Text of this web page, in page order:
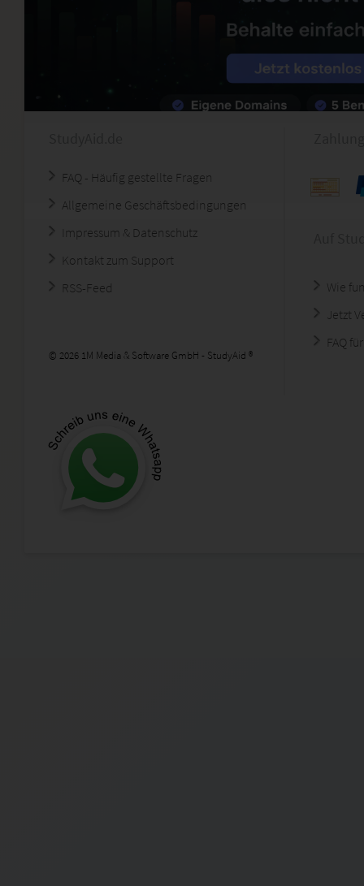
FAQ - Häufig gestellte Fragen
Allgemeine Geschäftsbedingungen
Impressum & Datenschutz
Kontakt zum Support
RSS-Feed
© 2026 1M Media & Software GmbH - StudyAid ®
Wie
Jetzt
FAQ